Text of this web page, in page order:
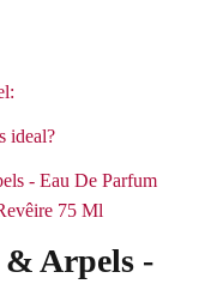
ideal?
- Eau De Parfum
75 Ml
& Arpels -